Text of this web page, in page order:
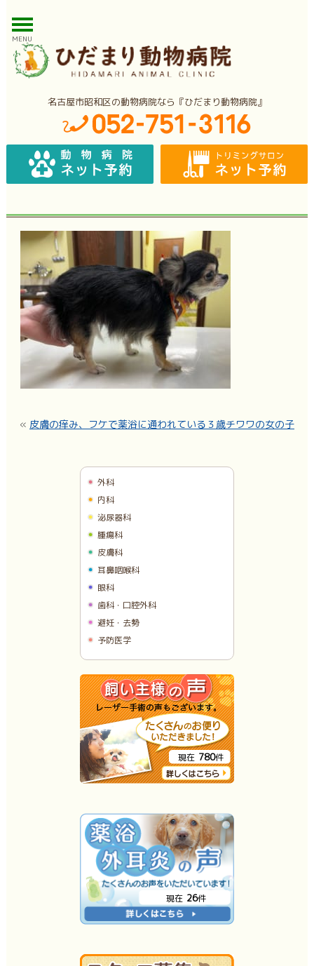
MENU
名古屋市昭和区の動物病院なら『ひだまり動物病院』
« 皮膚の痒み、フケで薬浴に通われている３歳チワワの女の子
外科
内科
泌尿器科
腫瘍科
皮膚科
耳鼻咽喉科
眼科
歯科・口腔外科
避妊・去勢
予防医学
現在 780件
現在 26件